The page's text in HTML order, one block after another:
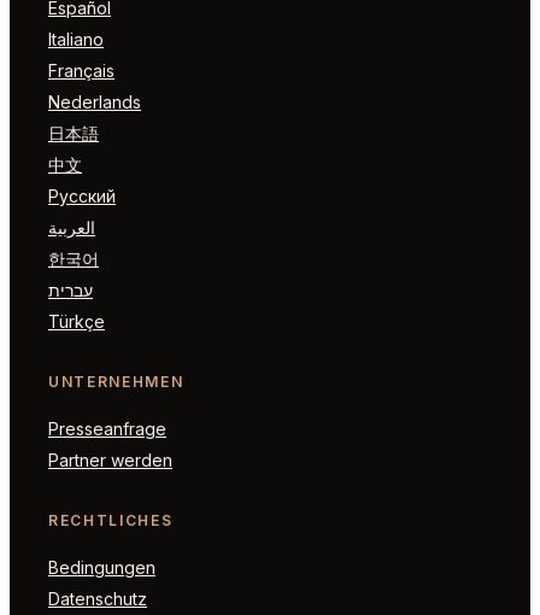
Español
Italiano
Français
Nederlands
日本語
中文
Русский
العربية
한국어
עברית
Türkçe
UNTERNEHMEN
Presseanfrage
Partner werden
RECHTLICHES
Bedingungen
Datenschutz